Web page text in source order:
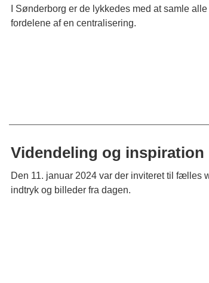
I Sønderborg er de lykkedes med at samle
fordelene af en centralisering.
Videndeling og
Den 11. januar 2024 var der inviteret til fælles
indtryk og billeder fra dagen.